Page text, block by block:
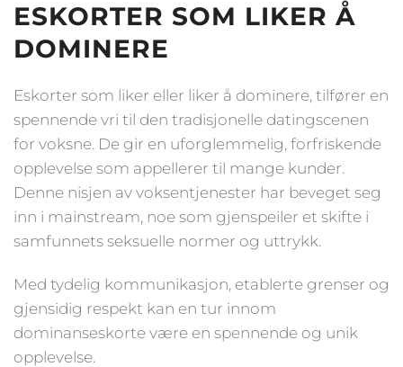
ESKORTER SOM LIKER Å
DOMINERE
Eskorter som liker eller liker å dominere, tilfører en
spennende vri til den tradisjonelle datingscenen
for voksne. De gir en uforglemmelig, forfriskende
opplevelse som appellerer til mange kunder.
Denne nisjen av voksentjenester har beveget seg
inn i mainstream, noe som gjenspeiler et skifte i
samfunnets seksuelle normer og uttrykk.
Med tydelig kommunikasjon, etablerte grenser og
gjensidig respekt kan en tur innom
dominanseskorte være en spennende og unik
opplevelse.